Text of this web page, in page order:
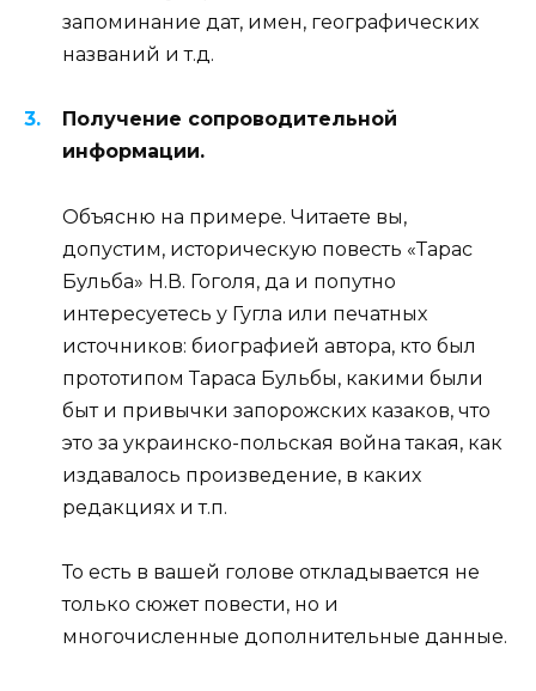
запоминание дат, имен, географических
названий и т.д.
Получение сопроводительной
информации.
Объясню на примере. Читаете вы,
допустим, историческую повесть «Тарас
Бульба» Н.В. Гоголя, да и попутно
интересуетесь у Гугла или печатных
источников: биографией автора, кто был
прототипом Тараса Бульбы, какими были
быт и привычки запорожских казаков, что
это за украинско-польская война такая, как
издавалось произведение, в каких
редакциях и т.п.
То есть в вашей голове откладывается не
только сюжет повести, но и
многочисленные дополнительные данные.